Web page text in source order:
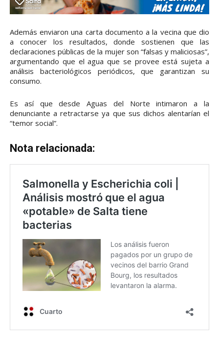
Además enviaron una carta documento a la vecina que dio
a conocer los resultados, donde sostienen que las
declaraciones públicas de la mujer son “falsas y maliciosas”,
argumentando que el agua que se provee está sujeta a
análisis bacteriológicos periódicos, que garantizan su
consumo.
Es así que desde Aguas del Norte intimaron a la
denunciante a retractarse ya que sus dichos alentarían el
“temor social”.
Nota relacionada: